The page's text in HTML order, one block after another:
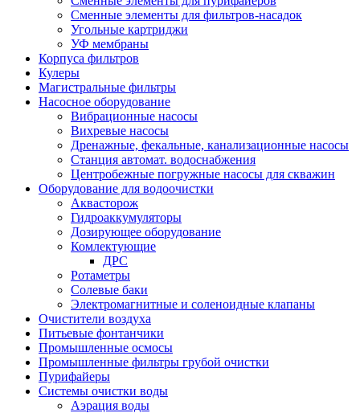
Сменные элементы для фильтров-насадок
Угольные картриджи
УФ мембраны
Корпуса фильтров
Кулеры
Магистральные фильтры
Насосное оборудование
Вибрационные насосы
Вихревые насосы
Дренажные, фекальные, канализационные насосы
Станция автомат. водоснабжения
Центробежные погружные насосы для скважин
Оборудование для водоочистки
Аквасторож
Гидроаккумуляторы
Дозирующее оборудование
Комлектующие
ДРС
Ротаметры
Солевые баки
Электромагнитные и соленоидные клапаны
Очистители воздуха
Питьевые фонтанчики
Промышленные осмосы
Промышленные фильтры грубой очистки
Пурифайеры
Системы очистки воды
Аэрация воды